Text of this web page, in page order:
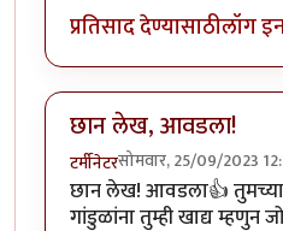
प्रतिसाद देण्यासाठीलॉग
छान लेख, आवडला!
टर्मीनेटरसोमवार, 25/09/2023
छान लेख! आवडला👍
गांडुळांना तुम्ही खाद्य म्हणुन